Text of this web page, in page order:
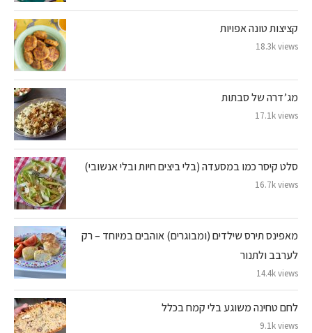
קציצות טונה אפויות
18.3k views
מג’דרה של סבתות
17.1k views
סלט קיסר כמו במסעדה (בלי ביצים חיות ובלי אנשובי)
16.7k views
מאפינס תירס שילדים (ומבוגרים) אוהבים במיוחד – רק
לערבב ולתנור
14.4k views
לחם טחינה משוגע בלי קמח בכלל
9.1k views